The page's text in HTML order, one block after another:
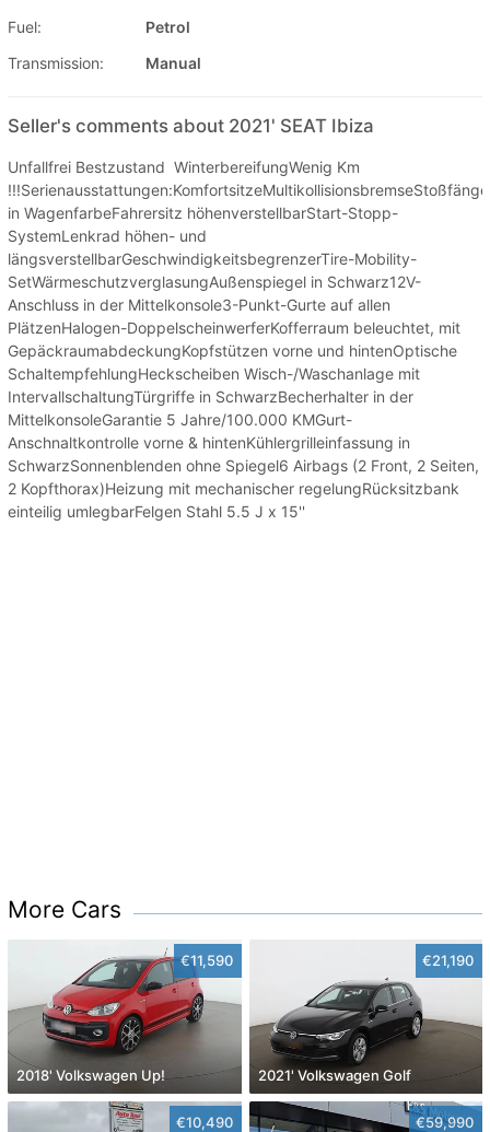
Fuel:
Petrol
Transmission:
Manual
Seller's comments about 2021' SEAT Ibiza
Unfallfrei Bestzustand WinterbereifungWenig Km
in WagenfarbeFahrersitz höhenverstellbarStart-Stopp-
SystemLenkrad höhen- und
längsverstellbarGeschwindigkeitsbegrenzerTire-Mobility-
SetWärmeschutzverglasungAußenspiegel in Schwarz12V-
Anschluss in der Mittelkonsole3-Punkt-Gurte auf allen
PlätzenHalogen-DoppelscheinwerferKofferraum beleuchtet, mit
GepäckraumabdeckungKopfstützen vorne und hintenOptische
SchaltempfehlungHeckscheiben Wisch-/Waschanlage mit
IntervallschaltungTürgriffe in SchwarzBecherhalter in der
MittelkonsoleGarantie 5 Jahre/100.000 KMGurt-
Anschnaltkontrolle vorne & hintenKühlergrilleinfassung in
SchwarzSonnenblenden ohne Spiegel6 Airbags (2 Front, 2 Seiten,
2 Kopfthorax)Heizung mit mechanischer regelungRücksitzbank
einteilig umlegbarFelgen Stahl 5.5 J x 15''
More Cars
€11,590
2018' Volkswagen Up!
€21,190
2021' Volkswagen Golf
€10,490 €59,990